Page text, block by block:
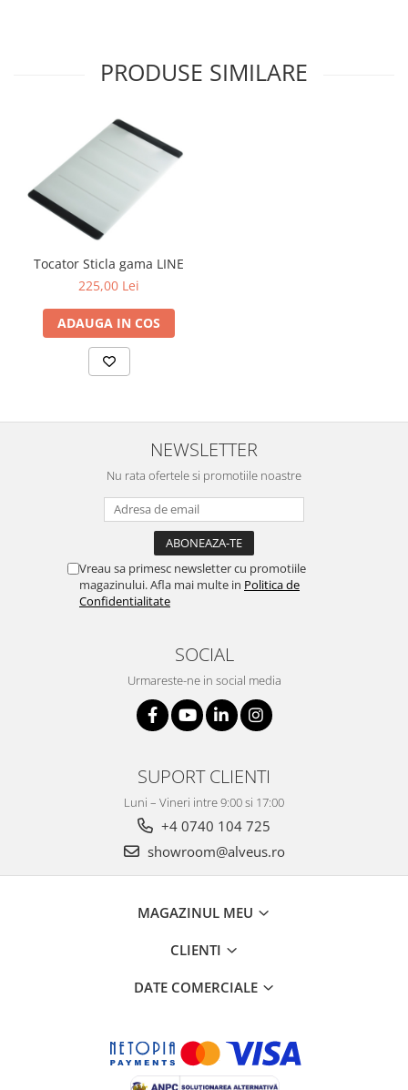
PRODUSE SIMILARE
Tocator Sticla gama LINE
225,00 Lei
ADAUGA IN COS
NEWSLETTER
Nu rata ofertele si promotiile noastre
Vreau sa primesc newsletter cu promotiile
magazinului. Afla mai multe in Politica de
Confidentialitate
SOCIAL
Urmareste-ne in social media
SUPORT CLIENTI
Luni – Vineri intre 9:00 si 17:00
+4 0740 104 725
showroom@alveus.ro
MAGAZINUL MEU
CLIENTI
DATE COMERCIALE